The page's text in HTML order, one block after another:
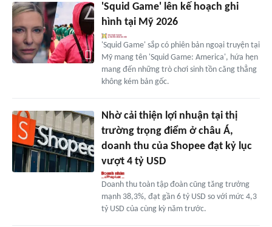
'Squid Game' lên kế hoạch ghi
hình tại Mỹ 2026
'Squid Game' sắp có phiên bản ngoại truyện tại
Mỹ mang tên 'Squid Game: America', hứa hẹn
mang đến những trò chơi sinh tồn căng thẳng
không kém bản gốc.
Nhờ cải thiện lợi nhuận tại thị
trường trọng điểm ở châu Á,
doanh thu của Shopee đạt kỷ lục
vượt 4 tỷ USD
Doanh thu toàn tập đoàn cũng tăng trưởng
mạnh 38,3%, đạt gần 6 tỷ USD so với mức 4,3
tỷ USD của cùng kỳ năm trước.